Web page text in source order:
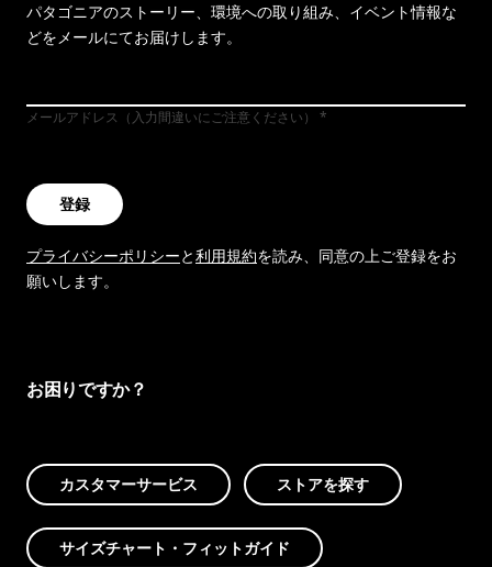
パタゴニアのストーリー、環境への取り組み、イベント情報な
どをメールにてお届けします。
メールアドレス（入力間違いにご注意ください）
登録
プライバシーポリシーと利用規約を読み、同意の上ご登録をお
願いします。
お困りですか？
カスタマーサービス ストアを探す
サイズチャート・フィットガイド